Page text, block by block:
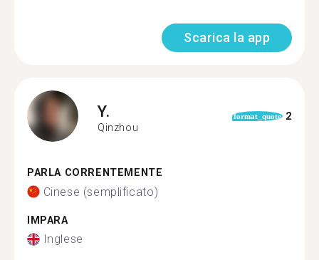
Scarica la app
Y.
Qinzhou
format_quote 2
PARLA CORRENTEMENTE
Cinese (semplificato)
IMPARA
Inglese